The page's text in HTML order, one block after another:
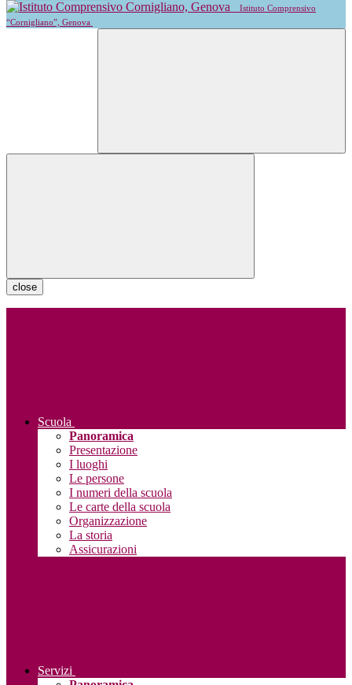
Istituto Comprensivo
“Cornigliano”, Genova
close
Scuola
Panoramica
Presentazione
I luoghi
Le persone
I numeri della scuola
Le carte della scuola
Organizzazione
La storia
Assicurazioni
Servizi